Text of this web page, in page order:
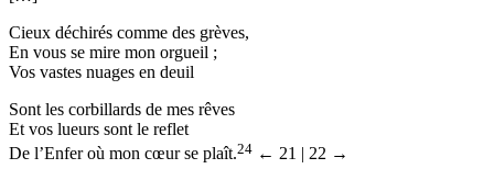
Cieux déchirés comme des grèves,
En vous se mire mon orgueil ;
Vos vastes nuages en deuil
Sont les corbillards de mes rêves
Et vos lueurs sont le reflet
De l’Enfer où mon cœur se plaît.24 ← 21 | 22 →